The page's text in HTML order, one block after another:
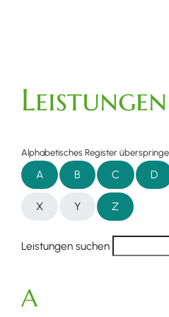
Leistungen
Alphabetisches Register
A B C D
X Y Z
Leistungen suchen
A